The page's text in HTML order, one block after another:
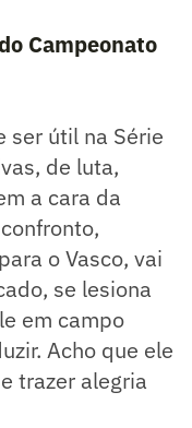
Campeonato
ser útil na Série
de luta,
a cara da
o Vasco, vai
se lesiona
em campo
Acho que ele
trazer alegria